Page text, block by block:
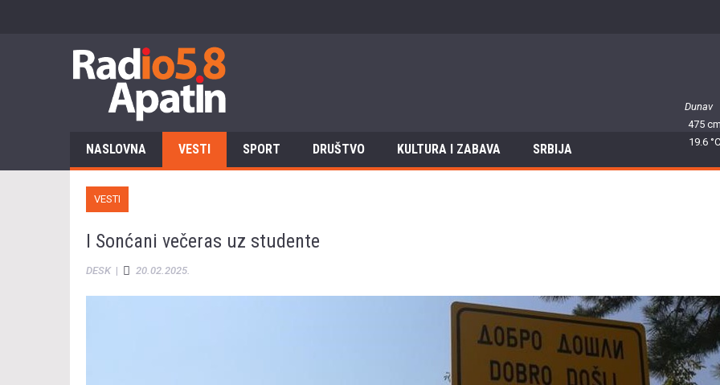
Dunav
475
19.6
NASLOVNA VESTI SPORT DRUŠTVO KULTURA I ZABAVA SRBIJA
VESTI
I Sonćani večeras uz studente
DESK| 20.02.2025.